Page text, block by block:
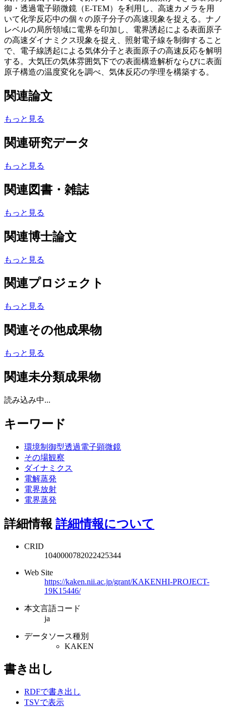
御・透過電子顕微鏡（E-TEM）を利用し、高速カメラを用
いて化学反応中の個々の原子分子の高速現象を捉える。ナノ
レベルの局所領域に電界を印加し、電界誘起による表面原子
の高速ダイナミクス現象を捉え、照射電子線を制御すること
で、電子線誘起による気体分子と表面原子の高速反応を解明
する。大気圧の気体雰囲気下での表面構造解析ならびに表面
原子構造の温度変化を調べ、気体反応の学理を構築する。
関連論文
もっと見る
関連研究データ
もっと見る
関連図書・雑誌
もっと見る
関連博士論文
もっと見る
関連プロジェクト
もっと見る
関連その他成果物
もっと見る
関連未分類成果物
読み込み中...
キーワード
環境制御型透過電子顕微鏡
その場観察
ダイナミクス
電解蒸発
電界放射
電界蒸発
詳細情報 詳細情報について
CRID
1040000782022425344
Web Site
https://kaken.nii.ac.jp/grant/KAKENHI-PROJECT-
19K15446/
本文言語コード
ja
データソース種別
KAKEN
書き出し
RDFで書き出し
TSVで表示